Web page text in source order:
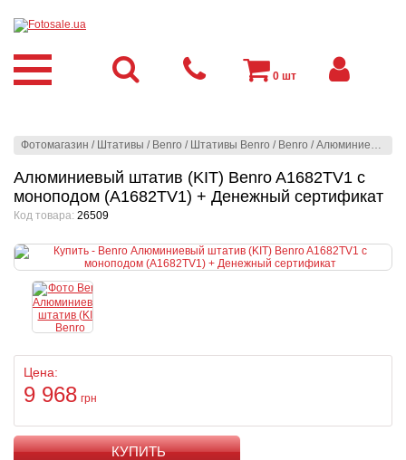
Фотомагазин / Штативы / Benro / Штативы Benro / Benro /Алюминиевый штатив (KIT) Benro A1682TV1 с моноподом (A1682TV1) + Денежный сертификат
Алюминиевый штатив (KIT) Benro A1682TV1 с
моноподом (A1682TV1) + Денежный сертификат
Код товара: 26509
Цена:
9 968 грн
КУПИТЬ
0 шт